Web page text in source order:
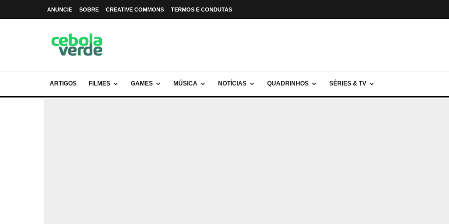
ANUNCIE SOBRE CREATIVE COMMONS TERMOS E CONDUTAS
ARTIGOS FILMES GAMES MÚSICA NOTÍCIAS QUADRINHOS SÉRIES & TV